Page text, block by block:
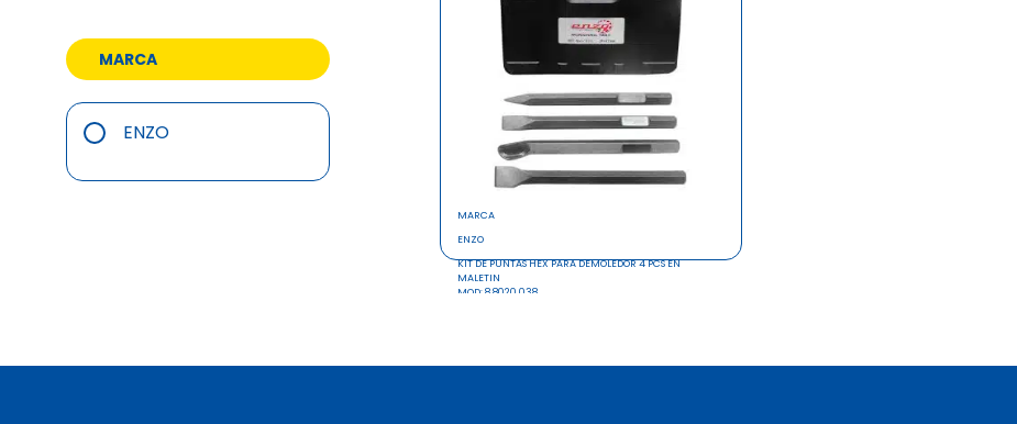
MARCA
ENZO
KIT DE PUNTAS HEX PARA DEMOLEDOR 4 PCS EN
MALETIN
MOD: 8 8020 038
MARCA
ENZO